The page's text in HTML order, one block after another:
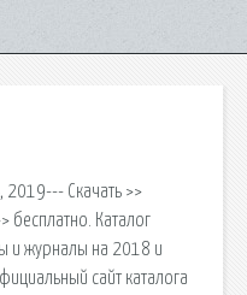
2019--- Скачать >>
Каталог
и журналы на 2018 и
сайт каталога